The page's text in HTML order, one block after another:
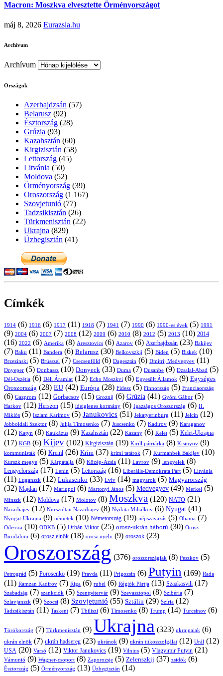
Macron: Moszkva elvesztette Örményországot
máj 8, 2026 Eurazsia.hu
Archívum
Archívum
Országok
Azerbajdzsán (57)
Belarusz (92)
Észtország (28)
Grúzia (93)
Kazahsztán (60)
Kirgizisztán (58)
Lettország (45)
Litvánia (50)
Moldova (52)
Örményország (39)
Oroszország (1 167)
Szovjetunió (77)
Tadzsikisztán (26)
Türkmenisztán (22)
Ukrajna (829)
Üzbegisztán (41)
Címkék
1914 (6) 1916 (6) 1917 (11) 1918 (7) 1941 (7) 1990 (6) 1990-es évek (5) 1991
(9) 2004 (6) 2007 (7) 2008 (12) 2009 (6) 2010 (8) 2012 (5) 2013 (10) 2014
(16) 2022 (6) Amerika (8) Aresztovics (6) Azarov (6) Azerbajdzsán (23) Bakijev
(7) Baku (11) Bandera (6) Belarusz (30) Belkovszkij (5) Biden (5) Biskek (10)
Brzezinski (5) Brüsszel (7) Csecsenföld (6) Dagesztán (6) Dmitrij Medvegyev (11)
Dnyeper (5) Donbassz (10) Donyeck (33) Duma (7) Dusanbe (9) Dzsalal-Abad (5)
Dél-Oszétia (6) Déli Áramlat (12) Echo Moszkvi (6) Egyesült Államok (9) Egységes
Oroszország (28) EU (42) Európa (28) Fidesz (5) Finnország (5) Franciaország
(6) Gazprom (12) Gorbacsov (15) Groznij (6) Grúzia (41) Gyóni Gábor (5)
Harkov (12) Herszon (15) ideiglenes kormány (6) Igazságos Oroszország (6) II.
Miklós (5) Iszlam Karimov (5) Janukovics (51) Jekatyerinburg (11) Jelcin (12)
Jobboldali Szektor (8) Julija Timosenko (7) Juscsenko (7) Kadirov (9) Karaganov
(12) Katyn (8) Kaukázus (9) Kazahsztán (22) Kazany (6) Kelet (5) Kelet-Ukrajna
(17) KGB (6) Kijev (102) Kirgizisztán (19) Kirill pátriárka (8) Kisinyov (9)
kommunisták (6) Kreml (26) Krím (37) krími tatárok (7) Kurmanbek Bakijev (10)
Kurszk megye (5) Kárpátalja (8) Közép-Ázsia (11) Lavrov (9) lengyelek (8)
Lengyelország (17) Lenin (5) Lettország (16) Liberális-Demokrata Párt (5) Litvánia
(11) Luganszk (12) Lukasenko (33) Lviv (14) magyarok (5) Magyarország
(32) Majdan (17) Mariupol (6) Martonyi János (5) Medvegyev (49) Merkel (5)
Minszk (12) Moldova (17) Molotov (8) Moszkva (120) NATO (21)
Nazarbajev (12) Nurszultan Nazarbajev (8) Nyikita Mihalkov (6) Nyugat (41)
Nyugat-Ukrajna (9) németek (10) Németország (19) népszavazás (5) Obama (7)
Odessza (10) ODKB (5) Orbán Viktor (25) orosz-ukrán háború (30) Orosz
Birodalom (6) orosz elnök (18) orosz nyelv (9) oroszok (23)
Oroszország (376) oroszországiak (8) Peszkov (5)
Petrográd (5) Porosenko (19) Pravda (11) Prigozsin (6) Putyin (169) Rada
(11) Ramzan Kadirov (7) Riga (6) rubel (6) Régiók Pártja (13) Szaakasvili (17)
Szabadság (7) szankciók (5) Szentpétervár (9) Szevasztopol (8) Szibéria (7)
Szlavjanszk (9) Szocsi (8) Szovjetunió (55) Sztálin (29) Szíria (12)
Tadzsikisztán (11) Taskent (7) Tbiliszi (6) Timosenko (8) Trump (14) Turcsinov (6)
Törökország (7) Türkmenisztán (9) Ukrajna (323) ukrajnaiak (6)
ukrán elnök (7) ukrán hadsereg (23) ukránok (9) ukrán titkosszolgálat (12) Urál (12)
USA (20) Varsó (12) Viktor Janukovics (19) Vilnius (5) Vlagyimir Putyin (21)
Vámunió (9) Wagner-csoport (8) Zaporozsje (5) Zelenszkij (37) zsidók (6)
Észtország (5) Örményország (13) Üzbegisztán (14)